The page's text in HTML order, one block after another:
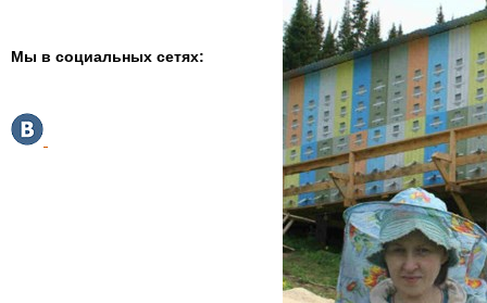
Мы в социальных сетях: